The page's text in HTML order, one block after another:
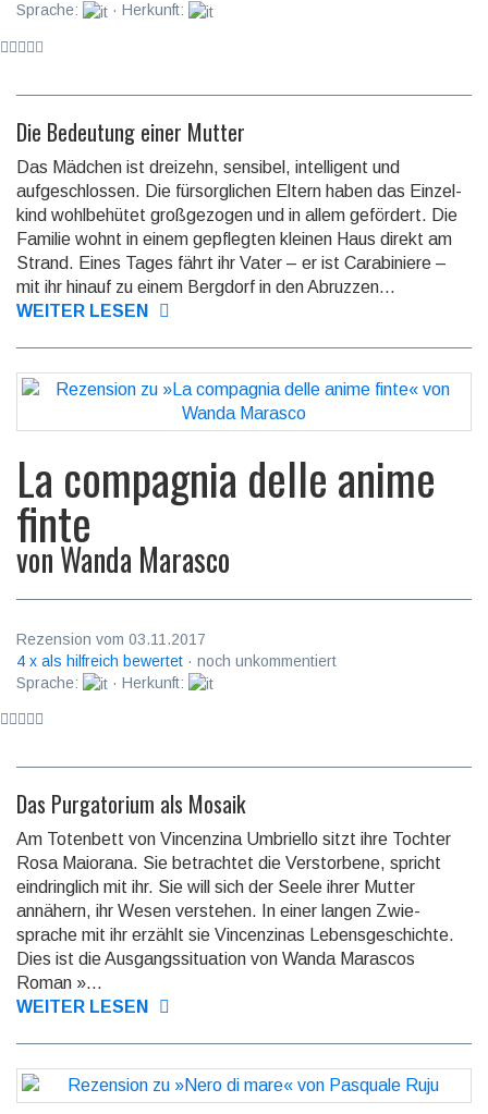
Sprache:
· Herkunft:
Die Bedeutung einer Mutter
Das Mädchen ist dreizehn, sensibel, intelligent und
aufgeschlossen. Die fürsorg­lichen Eltern haben das Einzel­
kind wohlbe­hütet großge­zogen und in allem gefördert. Die
Familie wohnt in einem gepflegten kleinen Haus direkt am
Strand. Eines Tages fährt ihr Vater – er ist Cara­biniere –
mit ihr hinauf zu einem Bergdorf in den Abruzzen...
WEITER LESEN
La compagnia delle anime
finte
vonWanda Marasco
Rezension vom 03.11.2017
4 x als hilfreich bewertet · noch unkommentiert
Sprache:
· Herkunft:
Das Purgatorium als Mosaik
Am Totenbett von Vincenzina Umbriello sitzt ihre Tochter
Rosa Maiorana. Sie betrachtet die Verstor­bene, spricht
eindring­lich mit ihr. Sie will sich der Seele ihrer Mutter
annähern, ihr Wesen verstehen. In einer langen Zwie­
sprache mit ihr erzählt sie Vincen­zinas Lebens­geschichte.
Dies ist die Ausgangssituation von Wanda Marascos
Roman »...
WEITER LESEN